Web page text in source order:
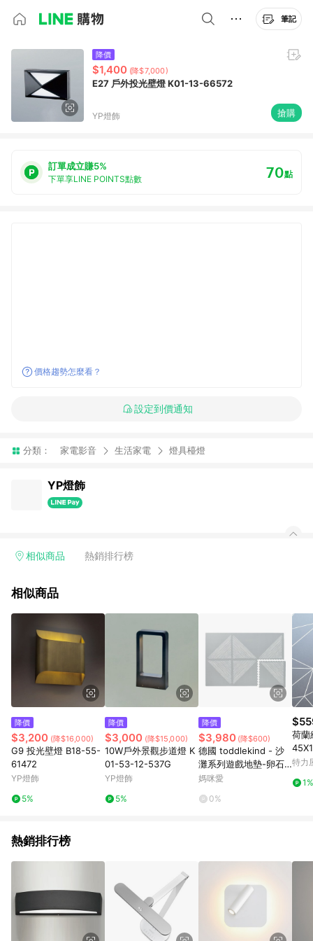
筆記
降價
$1,400 (降$7,000)
E27 戶外投光壁燈 K01-13-66572
YP燈飾 搶購
訂單成立賺5%
下單享LINE POINTS點數 70點
價格趨勢怎麼看？
設定到價通知
分類： 家電影音 生活家電 燈具檯燈
YP燈飾
相似商品 熱銷排行榜
相似商品
降價
$3,200 (降$16,000)
G9 投光壁燈 B18-55-
61472
YP燈飾
5%
降價
$3,000 (降$15,000)
10W戶外景觀步道燈 K
01-53-12-537G
YP燈飾
5%
降價
$3,980 (降$600)
德國 toddlekind - 沙
灘系列遊戲地墊-卵石
灰
媽咪愛
0%
荷蘭
多邊
特力
1%
熱銷排行榜